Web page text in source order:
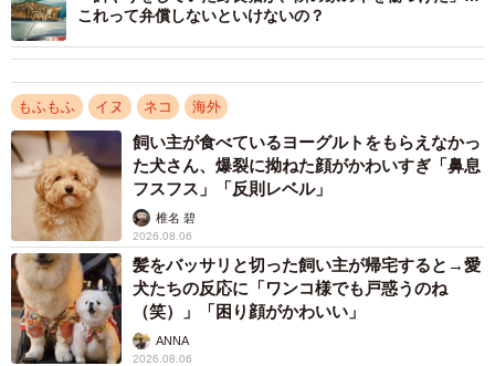
にはマイクロチップを装着しなければならない。スウェー
デンでは、犬や猫はケージの中で飼うこと、犬は6時間に一
ペット飼育を申請する必要がなく、電車やバスなどの公共
交通機関もリードのみでペットと一緒に乗車することが可
能だ。
最後に、スイスは世界で最も厳しい動物愛護法を定めてい
ると言われる。スイスではマイクロチップの装着だけでな
く、犬を販売する際は販売者の名前や住所、犬の血統など
を詳しく明記することが義務付けられ、ウサギやモルモッ
トなど小動物を飼う際は2匹以上で飼わなければならない。
これって弁償しないといけないの？
もふもふ イヌ ネコ 海外
飼い主が食べているヨーグルトをもらえなかっ
た犬さん、爆裂に拗ねた顔がかわいすぎ「鼻息
フスフス」「反則レベル」
椎名 碧
2026.08.06
髪をバッサリと切った飼い主が帰宅すると→愛
犬たちの反応に「ワンコ様でも戸惑うのね
（笑）」「困り顔がかわいい」
ANNA
2026.08.06